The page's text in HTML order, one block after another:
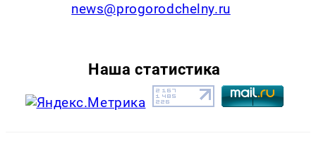
news@progorodchelny.ru
Наша статистика